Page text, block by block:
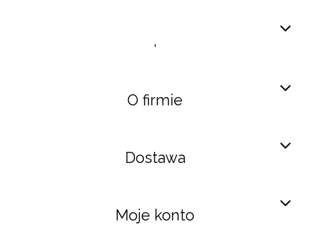
,
O firmie
Dostawa
Moje konto